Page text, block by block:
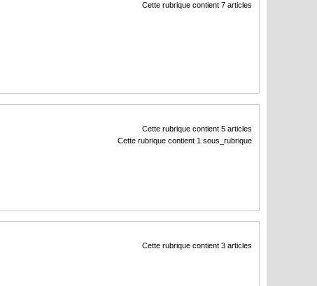
Cette rubrique contient 7 articles
Cette rubrique contient 5 articles
Cette rubrique contient 1 sous_rubrique
Cette rubrique contient 3 articles